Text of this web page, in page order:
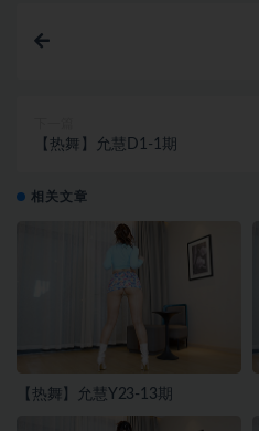
【热舞】允慧D1-1期
相关文章
【热舞】允慧Y23-13期